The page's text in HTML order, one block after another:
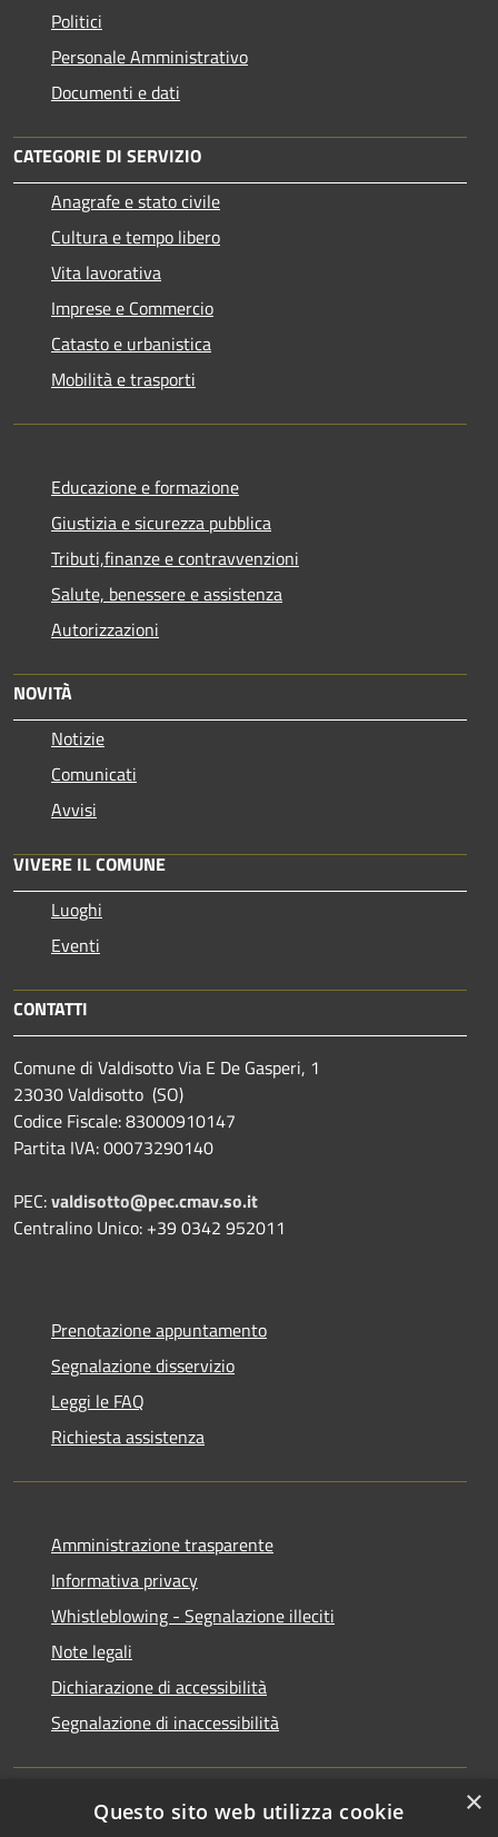
Politici
Personale Amministrativo
Documenti e dati
CATEGORIE DI SERVIZIO
Anagrafe e stato civile
Cultura e tempo libero
Vita lavorativa
Imprese e Commercio
Catasto e urbanistica
Mobilità e trasporti
Educazione e formazione
Giustizia e sicurezza pubblica
Tributi,finanze e contravvenzioni
Salute, benessere e assistenza
Autorizzazioni
NOVITÀ
Notizie
Comunicati
Avvisi
VIVERE IL COMUNE
Luoghi
Eventi
CONTATTI
Comune di Valdisotto Via E De Gasperi, 1
23030 Valdisotto (SO)
Codice Fiscale: 83000910147
Partita IVA: 00073290140
PEC:valdisotto@pec.cmav.so.it
Centralino Unico: +39 0342 952011
Prenotazione appuntamento
Segnalazione disservizio
Leggi le FAQ
Richiesta assistenza
Amministrazione trasparente
Informativa privacy
Whistleblowing - Segnalazione illeciti
Note legali
Dichiarazione di accessibilità
Segnalazione di inaccessibilità
×
Questo sito web utilizza cookie